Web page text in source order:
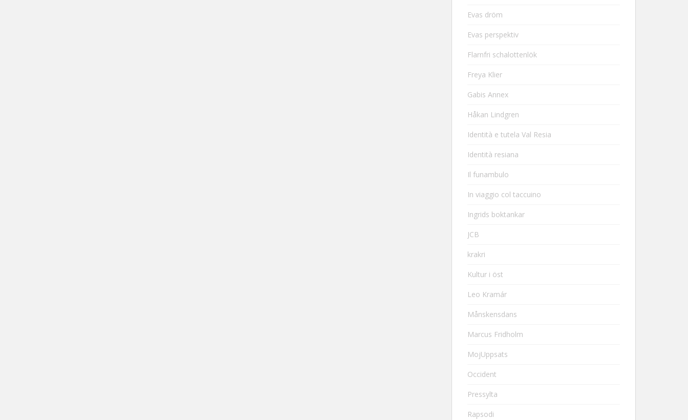
Evas dröm
Evas perspektiv
Flarnfri schalottenlök
Freya Klier
Gabis Annex
Håkan Lindgren
Identità e tutela Val Resia
Identità resiana
Il funambulo
In viaggio col taccuino
Ingrids boktankar
JCB
krakri
Kultur i öst
Leo Kramár
Månskensdans
Marcus Fridholm
MojUppsats
Occident
Pressylta
Rapsodi